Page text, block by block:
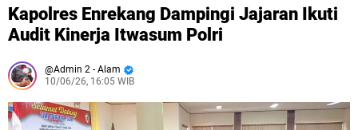
Kapolres Enrekang Dampingi Jajaran Ikuti
Audit Kinerja Itwasum Polri
Admin 2 - Alam
10/06/26, 16:05 WIB